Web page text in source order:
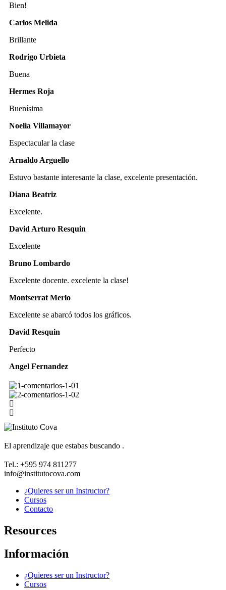
Bien!
Carlos Melida
Brillante
Rodrigo Urbieta
Buena
Hermes Roja
Buenísima
Noelia Villamayor
Espectacular la clase
Arnaldo Arguello
Estuvo bastante interesante la clase, excelente presentación.
Diana Beatriz
Excelente.
David Arturo Resquin
Excelente
Bruno Lombardo
Excelente docente. excelente la clase!
Montserrat Merlo
Excelente se abarcó todos los gráficos.
David Resquin
Perfecto
Angel Fernandez
El aprendizaje que estabas buscando .
Tel.: +595 974 811277
info@institutocova.com
¿Quieres ser un Instructor?
Cursos
Contacto
Resources
Información
¿Quieres ser un Instructor?
Cursos